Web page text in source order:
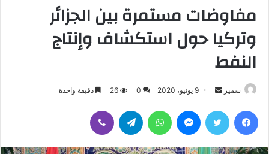
مفاوضات مستمرة بين الجزائر
وتركيا حول استكشاف وإنتاج
النفط
سمير
س
ل
ب
9 يونيو، 2020 0
26 دقيقة واحدة